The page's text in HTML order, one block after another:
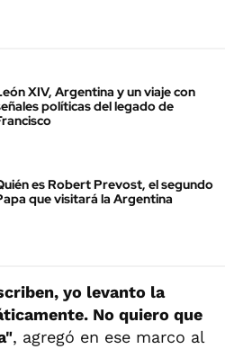
XIV, Argentina y un viaje con
políticas del legado de
es Robert Prevost, el segundo
que visitará la Argentina
yo levanto la
No quiero que
, agregó en ese marco al